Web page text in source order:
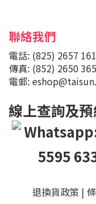
聯絡我們
電話: (825) 2657
傳真: (852) 2650
電郵:
線上查詢及
5595
退換貨政策 |